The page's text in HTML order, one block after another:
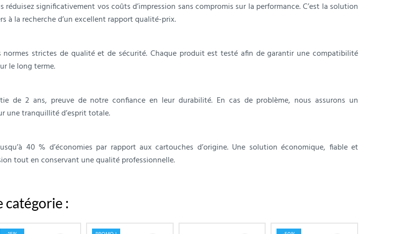
réduisez significativement vos coûts d’impression sans compromis sur la performance. C’est la solution
à la recherche d’un excellent rapport qualité-prix.
normes strictes de qualité et de sécurité. Chaque produit est testé afin de garantir une compatibilité
le long terme.
de 2 ans, preuve de notre confiance en leur durabilité. En cas de problème, nous assurons un
une tranquillité d’esprit totale.
40 % d’économies par rapport aux cartouches d’origine. Une solution économique, fiable et
tout en conservant une qualité professionnelle.
catégorie :